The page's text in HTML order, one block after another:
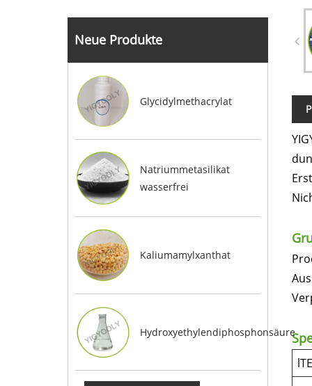
Neue Produkte
Glycidylmethacrylat
Natriummetasilikat
wasserfrei
Kaliumamylxanthat
Hydroxyethylendiphosphonsäure